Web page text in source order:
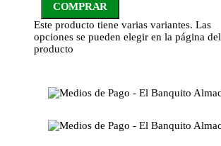
COMPRAR
Este producto tiene varias variantes. Las
opciones se pueden elegir en la página del
producto